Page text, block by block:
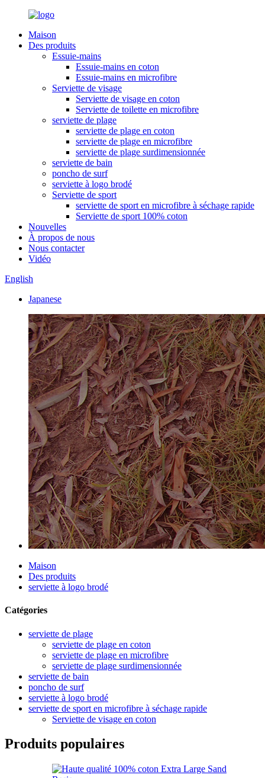
Maison
Des produits
Essuie-mains
Essuie-mains en coton
Essuie-mains en microfibre
Serviette de visage
Serviette de visage en coton
Serviette de toilette en microfibre
serviette de plage
serviette de plage en coton
serviette de plage en microfibre
serviette de plage surdimensionnée
serviette de bain
poncho de surf
serviette à logo brodé
Serviette de sport
serviette de sport en microfibre à séchage rapide
Serviette de sport 100% coton
Nouvelles
À propos de nous
Nous contacter
Vidéo
English
Japanese
Maison
Des produits
serviette à logo brodé
Catégories
serviette de plage
serviette de plage en coton
serviette de plage en microfibre
serviette de plage surdimensionnée
serviette de bain
poncho de surf
serviette à logo brodé
serviette de sport en microfibre à séchage rapide
Serviette de visage en coton
Produits populaires